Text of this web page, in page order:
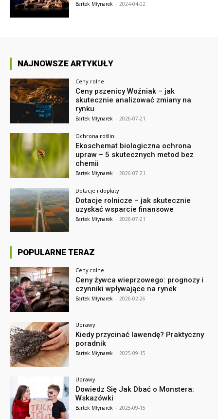
Bartek Młynarek - 2024-04-02
NAJNOWSZE ARTYKUŁY
Ceny rolne
Ceny pszenicy Woźniak – jak
skutecznie analizować zmiany na
rynku
Bartek Młynarek - 2026-07-21
Ochrona roślin
Ekoschemat biologiczna ochrona
upraw – 5 skutecznych metod bez
chemii
Bartek Młynarek - 2026-07-21
Dotacje i dopłaty
Dotacje rolnicze – jak skutecznie
uzyskać wsparcie finansowe
Bartek Młynarek - 2026-07-21
POPULARNE TERAZ
Ceny rolne
Ceny żywca wieprzowego: prognozy i
czynniki wpływające na rynek
Bartek Młynarek - 2026-02-26
Uprawy
Kiedy przycinać lawendę? Praktyczny
poradnik
Bartek Młynarek - 2025-09-15
Uprawy
Dowiedz Się Jak Dbać o Monstera:
Wskazówki
Bartek Młynarek - 2025-09-15